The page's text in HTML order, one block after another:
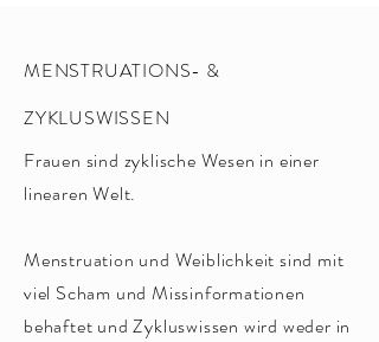
MENSTRUATIONS- &
ZYKLUSWISSEN
Frauen sind zyklische Wesen in einer
linearen Welt.
Menstruation und Weiblichkeit sind mit
viel Scham und Missinformationen
behaftet und Zykluswissen wird weder in